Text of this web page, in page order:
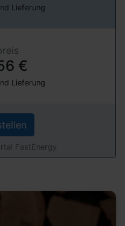
Lieferung
€
Lieferung
FastEnergy